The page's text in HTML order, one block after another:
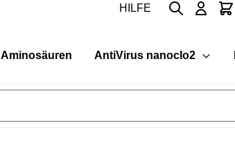
Aminosäuren AntiVirus nanoclo2
HILFE Suche Cart